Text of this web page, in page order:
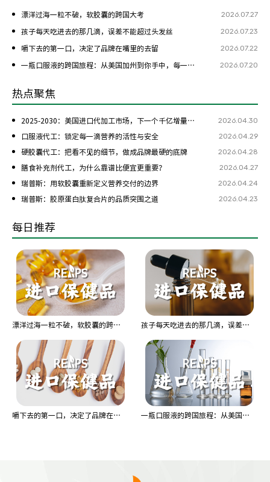
漂洋过海一粒不破，软胶囊的跨国大考 2026.07.27
孩子每天吃进去的那几滴，误差不能超过头发丝 2026.07.23
嚼下去的第一口，决定了品牌在嘴里的去留 2026.07.22
一瓶口服液的跨国旅程：从美国加州到你手中，每一步都是考验 2026.07.20
热点聚焦
2025-2030：美国进口代加工市场，下一个千亿增量在哪？ 2026.04.30
口服液代工：锁定每一滴营养的活性与安全 2026.04.29
硬胶囊代工：把看不见的细节，做成品牌最硬的底牌 2026.04.28
膳食补充剂代工，为什么靠谱比便宜更重要？ 2026.04.27
瑞普斯：用软胶囊重新定义营养交付的边界 2026.04.24
瑞普斯：胶原蛋白肽复合片的品质突围之道 2026.04.23
每日推荐
漂洋过海一粒不破，软胶囊的跨国大考 孩子每天吃进去的那几滴，误差不能超过头发丝
嚼下去的第一口，决定了品牌在嘴里的去留 一瓶口服液的跨国旅程：从美国加州到你手中，每一步都是考验